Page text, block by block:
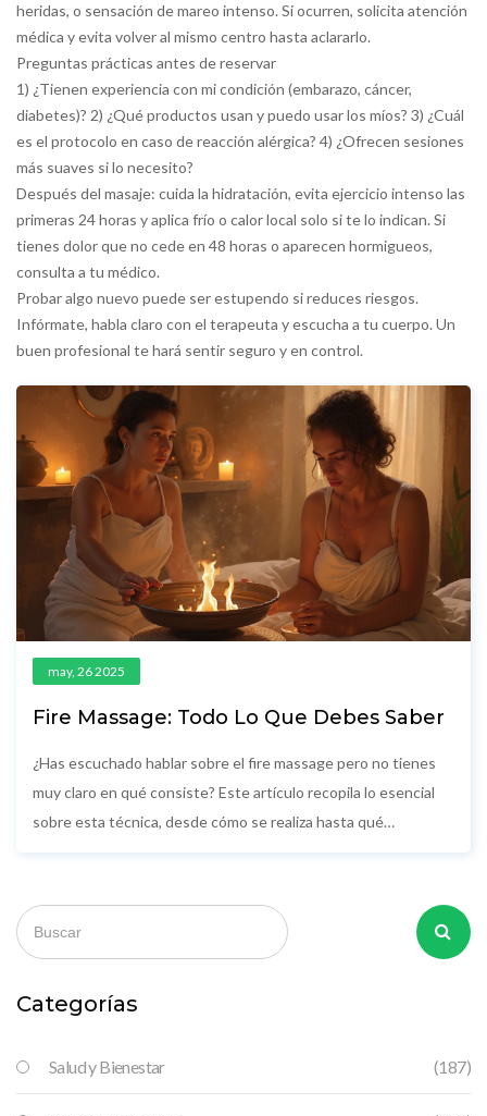
heridas, o sensación de mareo intenso. Si ocurren, solicita atención
médica y evita volver al mismo centro hasta aclararlo.
Preguntas prácticas antes de reservar
1) ¿Tienen experiencia con mi condición (embarazo, cáncer,
diabetes)? 2) ¿Qué productos usan y puedo usar los míos? 3) ¿Cuál
es el protocolo en caso de reacción alérgica? 4) ¿Ofrecen sesiones
más suaves si lo necesito?
Después del masaje: cuida la hidratación, evita ejercicio intenso las
primeras 24 horas y aplica frío o calor local solo si te lo indican. Si
tienes dolor que no cede en 48 horas o aparecen hormigueos,
consulta a tu médico.
Probar algo nuevo puede ser estupendo si reduces riesgos.
Infórmate, habla claro con el terapeuta y escucha a tu cuerpo. Un
buen profesional te hará sentir seguro y en control.
may, 26 2025
Fire Massage: Todo Lo Que Debes Saber
¿Has escuchado hablar sobre el fire massage pero no tienes
muy claro en qué consiste? Este artículo recopila lo esencial
sobre esta técnica, desde cómo se realiza hasta qué
prácticos para quienes están pensando en probarlo. Una guía
fácil que aclara mitos y va directo al grano.
Categorías
Salud y Bienestar (187)